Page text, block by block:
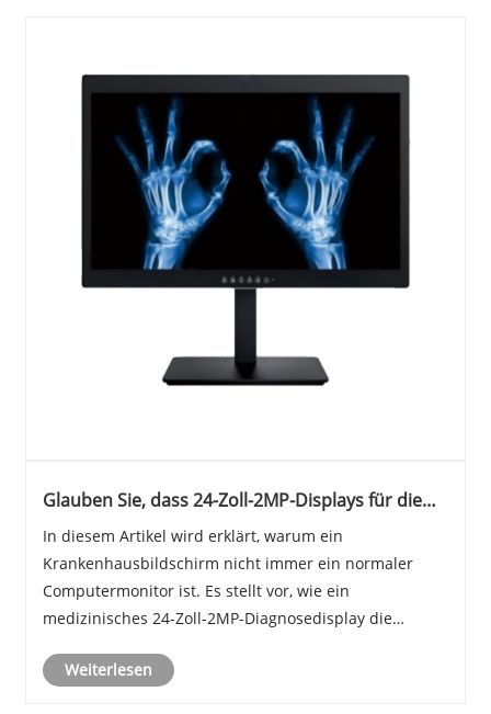
Glauben Sie, dass 24-Zoll-2MP-Displays für die
normale kommerzielle Computermonitore sind?
In diesem Artikel wird erklärt, warum ein
Krankenhausbildschirm nicht immer ein normaler
Computermonitor ist. Es stellt vor, wie ein
medizinisches 24-Zoll-2MP-Diagnosedisplay die
stabiler Helligkeit, klaren Graustufen und praktischen
Weiterlesen